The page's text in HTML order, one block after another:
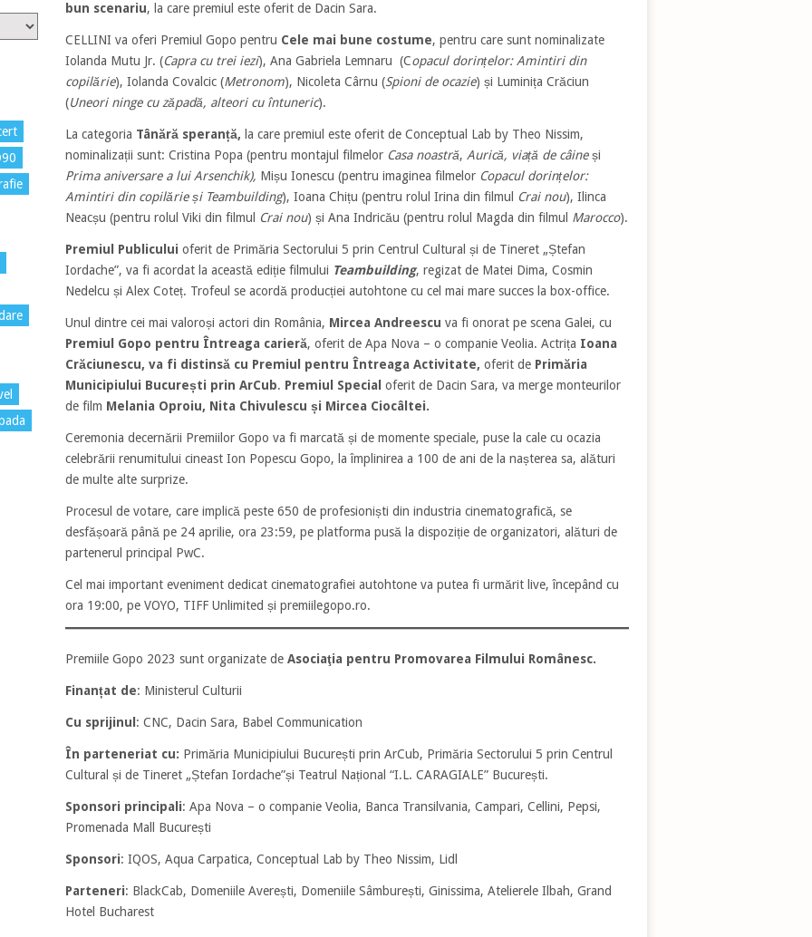
bun scenariu, la care premiul este oferit de Dacin Sara.
CELLINI va oferi Premiul Gopo pentru Cele mai bune costume, pentru care sunt nominalizate
Iolanda Mutu Jr. (Capra cu trei iezi), Ana Gabriela Lemnaru (Copacul dorințelor: Amintiri din
copilărie), Iolanda Covalcic (Metronom), Nicoleta Cârnu (Spioni de ocazie) și Luminița Crăciun
(Uneori ninge cu zăpadă, alteori cu întuneric).
La categoria Tânără speranță, la care premiul este oferit de Conceptual Lab by Theo Nissim,
nominalizații sunt: Cristina Popa (pentru montajul filmelor Casa noastră, Aurică, viață de câineși
Prima aniversare a lui Arsenchik), Mișu Ionescu (pentru imaginea filmelor Copacul dorințelor:
Amintiri din copilărie și Teambuilding), Ioana Chițu (pentru rolul Irina din filmul Crai nou), Ilinca
Neacșu (pentru rolul Viki din filmul
Crai nou) și Ana Indricău (pentru rolul Magda din filmul Marocco).
Premiul Publicului oferit de Primăria Sectorului 5 prin Centrul Cultural și de Tineret „Ștefan
Iordache”, va fi acordat la această ediție filmului Teambuilding, regizat de Matei Dima, Cosmin
Nedelcu și Alex Coteț. Trofeul se acordă producției autohtone cu cel mai mare succes la box-office.
Unul dintre cei mai valoroși actori din România, Mircea Andreescu va fi onorat pe scena Galei, cu
Premiul Gopo pentru Întreaga carieră, oferit de Apa Nova – o companie Veolia. Actrița Ioana
Crăciunescu, va fi distinsă cu Premiul pentru Întreaga Activitate, oferit de Primăria
Municipiului București prin ArCub. Premiul Special oferit de Dacin Sara, va merge monteurilor
de film Melania Oproiu, Nita Chivulescu și Mircea Ciocâltei.
Ceremonia decernării Premiilor Gopo va fi marcată și de momente speciale, puse la cale cu ocazia
celebrării renumitului cineast Ion Popescu Gopo, la împlinirea a 100 de ani de la nașterea sa, alături
de multe alte surprize.
Procesul de votare, care implică peste 650 de profesioniști din industria cinematografică, se
desfășoară până pe 24 aprilie, ora 23:59, pe platforma pusă la dispoziție de organizatori, alături de
partenerul principal PwC.
Cel mai important eveniment dedicat cinematografiei autohtone va putea fi urmărit live, începând cu
ora 19:00, pe VOYO, TIFF Unlimited și premiilegopo.ro.
Premiile Gopo 2023 sunt organizate de Asociaţia pentru Promovarea Filmului Românesc.
Finanțat de: Ministerul Culturii
Cu sprijinul : CNC, Dacin Sara, Babel Communication
În parteneriat cu: Primăria Municipiului București prin ArCub, Primăria Sectorului 5 prin Centrul
Cultural și de Tineret „Ștefan Iordache”și Teatrul Național “I.L. CARAGIALE” București.
Sponsori principali: Apa Nova – o companie Veolia, Banca Transilvania, Campari, Cellini, Pepsi,
Promenada Mall București
Sponsori: IQOS, Aqua Carpatica, Conceptual Lab by Theo Nissim, Lidl
Parteneri: BlackCab, Domeniile Averești, Domeniile Sâmburești, Ginissima, Atelierele Ilbah, Grand
Hotel Bucharest